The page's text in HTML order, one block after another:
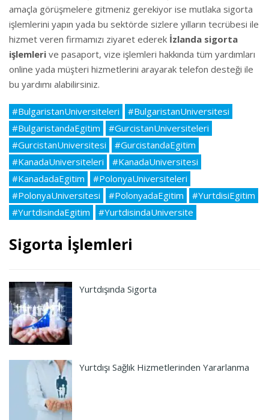
amaçla görüşmelere gitmeniz gerekiyor ise mutlaka sigorta
işlemlerini yapın yada bu sektörde sizlere yılların tecrübesi ile
hizmet veren firmamızı ziyaret ederek İzlanda sigorta
işlemleri ve pasaport, vize işlemleri hakkında tüm yardımları
online yada müşteri hizmetlerini arayarak telefon desteği ile
bu yardımı alabilirsiniz.
#BulgaristanUniversiteleri
#BulgaristanUniversitesi
#BulgaristandaEgitim
#GurcistanUniversiteleri
#GurcistanUniversitesi
#GurcistandaEgitim
#KanadaUniversiteleri
#KanadaUniversitesi
#KanadadaEgitim
#PolonyaUniversiteleri
#PolonyaUniversitesi
#PolonyadaEgitim
#YurtdisiEgitim
#YurtdisindaEgitim
#YurtdisindaUniversite
Sigorta İşlemleri
Yurtdışında Sigorta
Yurtdışı Sağlık Hizmetlerinden Yararlanma